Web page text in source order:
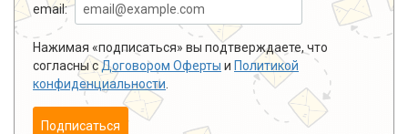
email:
Нажимая «подписаться» вы подтверждаете, что
согласны сДоговором Оферты и Политикой
конфиденциальности
Подписаться